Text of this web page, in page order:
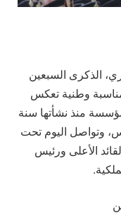
14 ماي الجاري، الذكرى السبعين
وطنية تعكس
منذ نشأتها سنة
وتواصل اليوم تحت
الأعلى ورئيس